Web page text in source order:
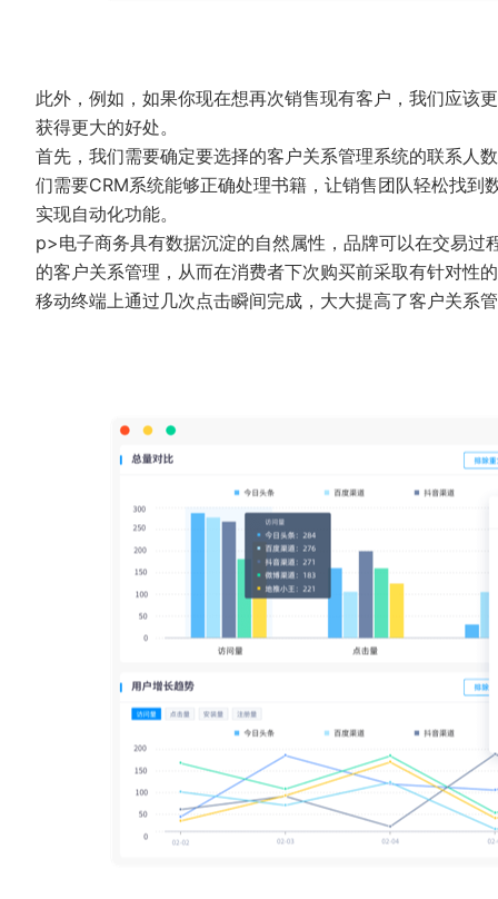
此外，例如，如果你现在想再次销售现有客户，我们应该
获得更大的好处。
首先，我们需要确定要选择的客户关系管理系统的联系人
们需要CRM系统能够正确处理书籍，让销售团队轻松找
实现自动化功能。
p>电子商务具有数据沉淀的自然属性，品牌可以在交易
的客户关系管理，从而在消费者下次购买前采取有针对性
移动终端上通过几次点击瞬间完成，大大提高了客户关系